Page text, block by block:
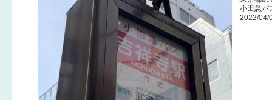
小田急バ
2022/04/